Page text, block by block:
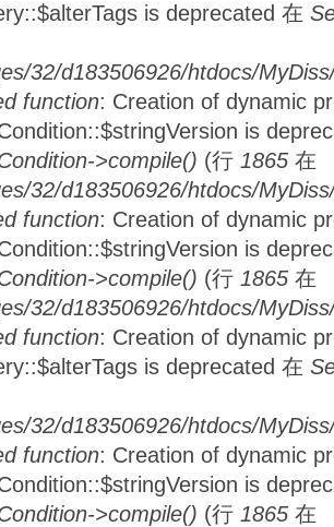
is deprecated 在
32/d183506926/htdocs/
function: Creation of dynamic
is
>compile() (行 1865 在
32/d183506926/htdocs/
function: Creation of dynamic
is
>compile() (行 1865 在
32/d183506926/htdocs/
function: Creation of dynamic
is deprecated 在
32/d183506926/htdocs/
function: Creation of dynamic
is
>compile() (行 1865 在